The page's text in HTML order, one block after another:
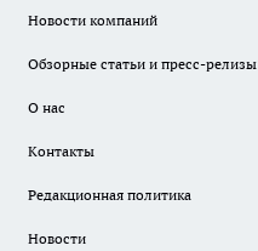
Новости компаний
Обзорные статьи и пресс-релизы
О нас
Контакты
Редакционная политика
Новости